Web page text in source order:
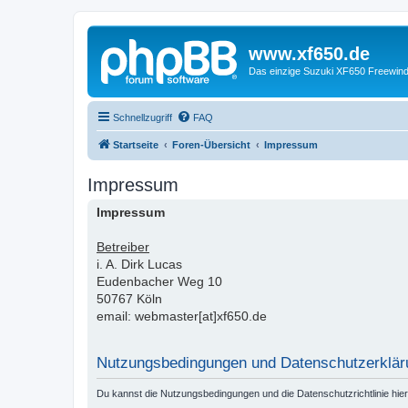
www.xf650.de
Das einzige Suzuki XF650
Schnellzugriff FAQ
Startseite Foren-Übersicht Impressum
Impressum
Impressum
Betreiber
i. A. Dirk Lucas
Eudenbacher Weg 10
50767 Köln
email: webmaster[at]xf650.de
Nutzungsbedingungen und
Du kannst die Nutzungsbedingungen und die Datenschutzrichtlinie